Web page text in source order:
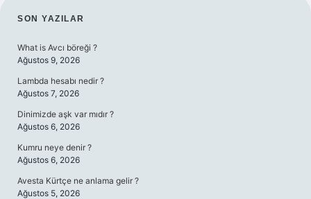
SIDEBAR
SON YAZILAR
What is Avcı böreği ?
Ağustos 9, 2026
Lambda hesabı nedir ?
Ağustos 7, 2026
Dinimizde aşk var mıdır ?
Ağustos 6, 2026
Kumru neye denir ?
Ağustos 6, 2026
Avesta Kürtçe ne anlama gelir ?
Ağustos 5, 2026